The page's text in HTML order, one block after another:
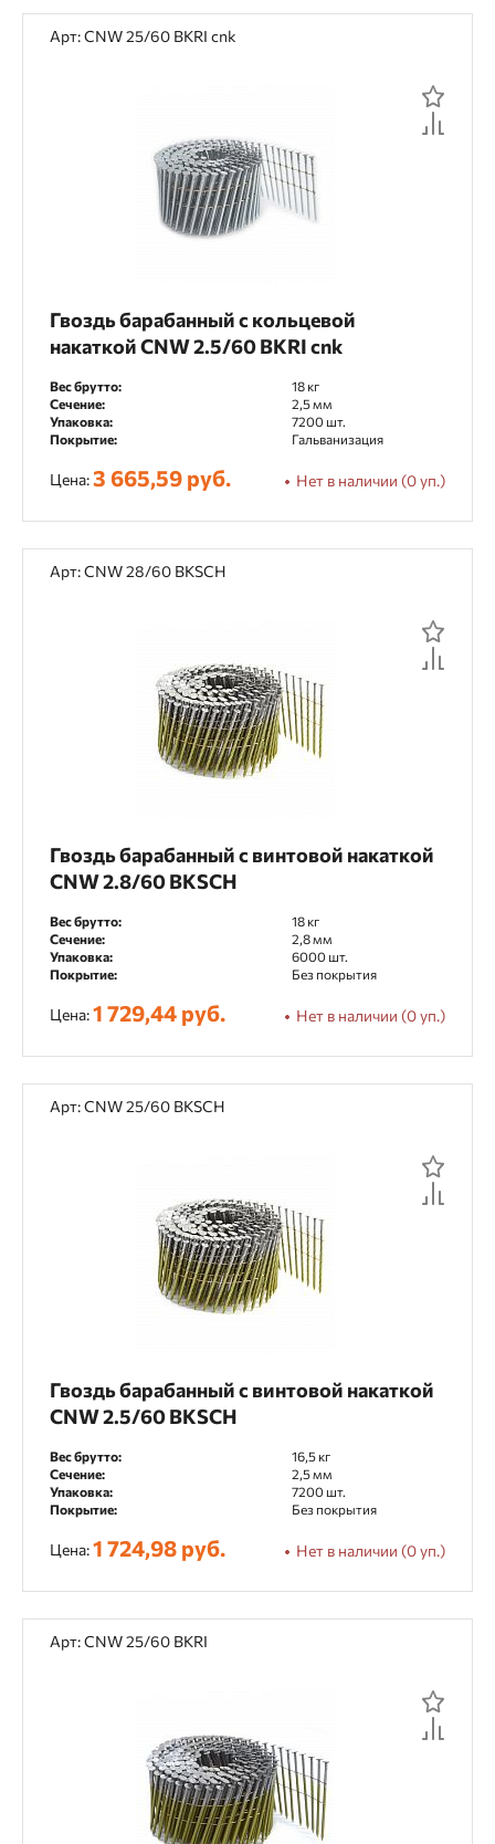
Арт: CNW 25/60 BKRI cnk
Гвоздь барабанный с кольцевой
накаткой CNW 2.5/60 BKRI cnk
Вес брутто:
18 кг
Сечение:
2,5 мм
Упаковка:
7200 шт.
Покрытие:
Гальванизация
Цена:3 665,59 руб. Нет в наличии (0 уп.)
Арт: CNW 28/60 BKSCH
Гвоздь барабанный с винтовой накаткой
CNW 2.8/60 BKSCH
Вес брутто:
18 кг
Сечение:
2,8 мм
Упаковка:
6000 шт.
Покрытие:
Без покрытия
Цена:1 729,44 руб. Нет в наличии (0 уп.)
Арт: CNW 25/60 BKSCH
Гвоздь барабанный с винтовой накаткой
CNW 2.5/60 BKSCH
Вес брутто:
16,5 кг
Сечение:
2,5 мм
Упаковка:
7200 шт.
Покрытие:
Без покрытия
Цена:1 724,98 руб. Нет в наличии (0 уп.)
Арт: CNW 25/60 BKRI